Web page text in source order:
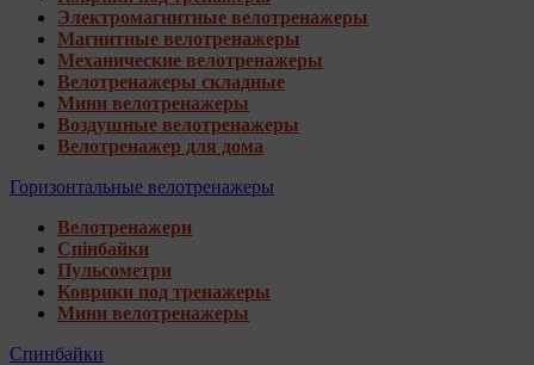
Электромагнитные велотренажеры
Магнитные велотренажеры
Механические велотренажеры
Велотренажеры складные
Мини велотренажеры
Воздушные велотренажеры
Велотренажер для дома
Горизонтальные велотренажеры
Велотренажери
Спінбайки
Пульсометри
Коврики под тренажеры
Мини велотренажеры
Спинбайки